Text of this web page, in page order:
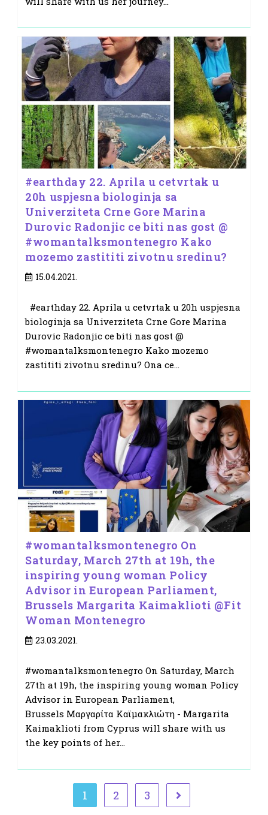
#earthday 22. Aprila u cetvrtak u
20h uspjesna biologinja sa
Univerziteta Crne Gore Marina
Durovic Radonjic ce biti nas gost @
#womantalksmontenegro Kako
mozemo zastititi zivotnu sredinu?
Post
15.04.2021.
#earthday 22. Aprila u cetvrtak u 20h uspjesna
biologinja sa Univerziteta Crne Gore Marina
Durovic Radonjic ce biti nas gost @
#womantalksmontenegro Kako mozemo
zastititi zivotnu sredinu? Ona ce…
#womantalksmontenegro On
Saturday, March 27th at 19h, the
inspiring young woman Policy
Advisor in European Parliament,
Brussels Margarita Kaimaklioti @Fit
Woman Montenegro
Post
23.03.2021.
#womantalksmontenegro On Saturday, March
27th at 19h, the inspiring young woman Policy
Advisor in European Parliament,
Brussels Μαργαρίτα Καϊμακλιώτη - Margarita
Kaimaklioti from Cyprus will share with us
the key points of her…
1 2 3 Go to the next page